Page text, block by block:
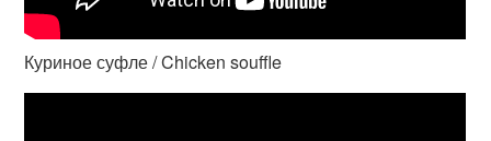
Куриное суфле / Chicken souffle